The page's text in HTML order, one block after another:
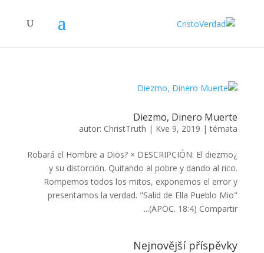
Diezmo, Dinero Muerte
autor: ChristTruth | Kve 9, 2019 |témata
¿Robará el Hombre a Dios? × DESCRIPCIÓN: El diezmo
y su distorción. Quitando al pobre y dando al rico.
Rompemos todos los mitos, exponemos el error y
presentamos la verdad. "Salid de Ella Pueblo Mio"
(APOC. 18:4) Compartir...
Nejnovější příspěvky